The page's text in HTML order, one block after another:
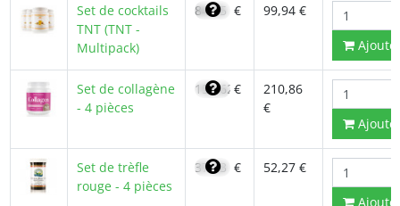
Set de cocktails
TNT (TNT -
Multipack)
84,95 € 99,94 €
Set de collagène
- 4 pièces
150,62 €
210,86
€
Set de trèfle
rouge - 4 pièces
37,33 € 52,27 €